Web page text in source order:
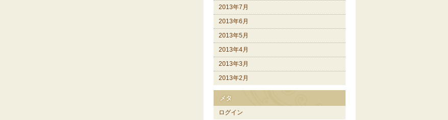
2013年7月
2013年6月
2013年5月
2013年4月
2013年3月
2013年2月
メタ
ログイン